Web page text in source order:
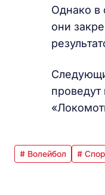
Однако в
они
# Волейбол #